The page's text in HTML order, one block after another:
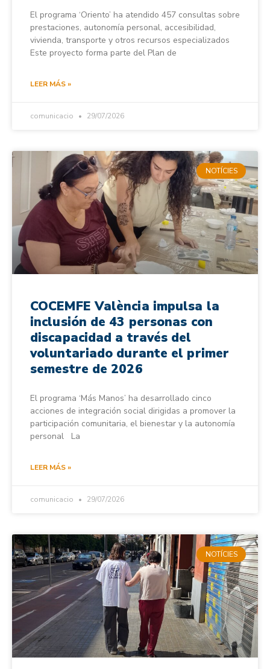
El programa ‘Oriento’ ha atendido 457 consultas sobre
prestaciones, autonomía personal, accesibilidad,
vivienda, transporte y otros recursos especializados
Este proyecto forma parte del Plan de
LEER MÁS »
comunicacio 29/07/2026
NOTÍCIES
COCEMFE València impulsa la
inclusión de 43 personas con
discapacidad a través del
voluntariado durante el primer
semestre de 2026
El programa ‘Más Manos’ ha desarrollado cinco
acciones de integración social dirigidas a promover la
participación comunitaria, el bienestar y la autonomía
personal La
LEER MÁS »
comunicacio 29/07/2026
NOTÍCIES